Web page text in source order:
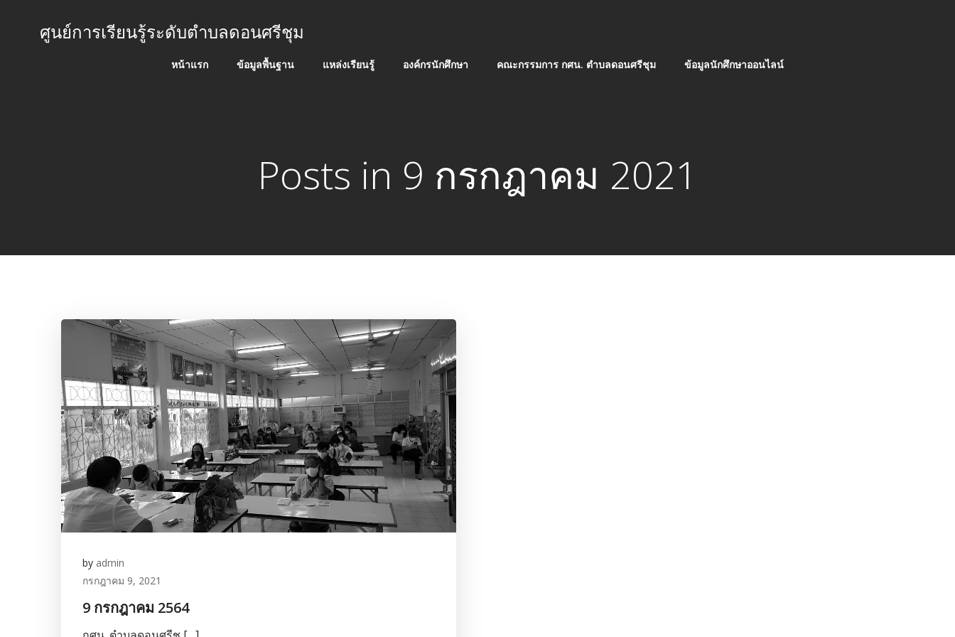
ศูนย์การเรียนรู้ระดับตำบลดอนศรีชุม
หน้าแรก ข้อมูลพื้นฐาน แหล่งเรียนรู้ องค์กรนักศึกษา คณะกรรมการ กศน. ตำบลดอนศรีชุม ข้อมูลนักศึกษาออนไลน์
Posts in 9 กรกฎาคม 2021
by admin
กรกฎาคม 9, 2021
9 กรกฎาคม 2564